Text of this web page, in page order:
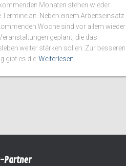
Monaten stehen wieder
Termine an. Neben einem Arbeitseinsatz
Woche sind vor allem wieder
geplant, die das
weiter stärken sollen. Zur besseren
gibt es die Weiterlesen
Partner